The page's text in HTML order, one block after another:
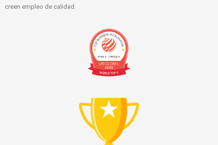
creen empleo de calidad.